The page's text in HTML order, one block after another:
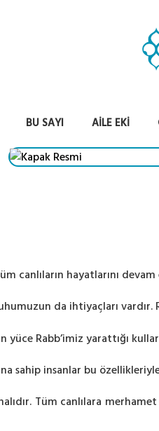
BU SAYI AILE EKI
canlıların hayatlarını
da ihtiyaçları
yüce Rabb’imiz yarattığı
sahip insanlar bu
Tüm canlılara